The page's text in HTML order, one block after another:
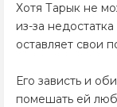
Хотя Тарык не
из-за
оставляет свои
Его зависть и
помешать ей